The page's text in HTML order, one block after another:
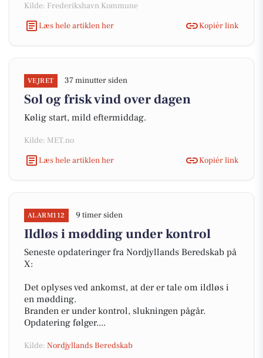
Kilde: Frederikshavn Kommune
Læs hele artiklen her
Kopiér link
VEJRET 37 minutter siden
Sol og frisk vind over dagen
Kølig start, mild eftermiddag.
Kilde: MET.no
Læs hele artiklen her
Kopiér link
ALARM112 9 timer siden
Ildløs i mødding under kontrol
Seneste opdateringer fra Nordjyllands Beredskab på
X:
Det oplyses ved ankomst, at der er tale om ildløs i
en mødding.
Branden er under kontrol, slukningen pågår.
Opdatering følger....
Kilde: Nordjyllands Beredskab